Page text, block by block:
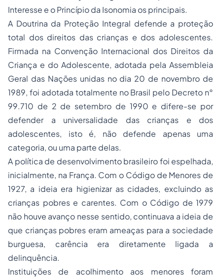
Interesse e o Princípio da Isonomia os principais.
A Doutrina da Proteção Integral defende a proteção
total dos direitos das crianças e dos adolescentes.
Firmada na Convenção Internacional dos Direitos da
Criança e do Adolescente, adotada pela Assembleia
Geral das Nações unidas no dia 20 de novembro de
1989, foi adotada totalmente no Brasil pelo Decreto n°
99.710 de 2 de setembro de 1990 e difere-se por
defender a universalidade das crianças e dos
adolescentes, isto é, não defende apenas uma
categoria, ou uma parte delas.
A política de desenvolvimento brasileiro foi espelhada,
inicialmente, na França. Com o Código de Menores de
1927, a ideia era higienizar as cidades, excluindo as
crianças pobres e carentes. Com o Código de 1979
não houve avanço nesse sentido, continuava a ideia de
que crianças pobres eram ameaças para a sociedade
burguesa, carência era diretamente ligada a
delinquência.
Instituições de acolhimento aos menores foram